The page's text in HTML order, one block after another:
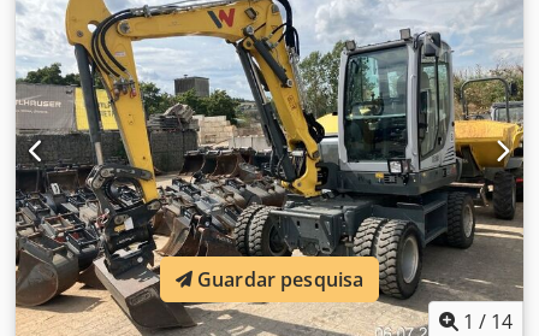
1 / 14
Guardar pesquisa